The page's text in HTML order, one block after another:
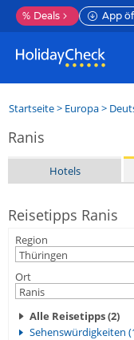
% Deals App
Startseite> Europa>
Ranis
Hotels
Reisetipps Ranis
Region
Ort
Alle Reisetipps (2)
Sehenswürdigkeiten